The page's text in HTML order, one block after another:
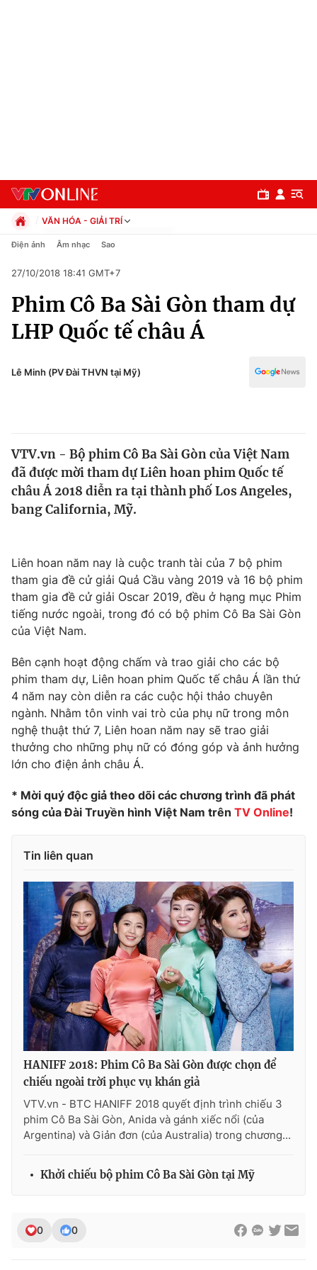
Chuyên mục
Chính trị
Thế giới
Tin tức
Câu chuyện quốc tế
Tài chính
Thị trường
Góc doanh nghiệp
Dữ liệu và đời sống
Truyền hình
Phim VTV
Hậu trường
Nhân vật
Khán giả
Giải sao mai
Điện ảnh
Âm nhạc
Sao
Đời sống
Du lịch
Làm đẹp
Giáo dục
Tuyển sinh
Học trực tuyến
Công nghệ
Hitech Công nghệ tương lai
Thị trường
Tư vấn
Giao lưu trực tuyến
Lịch phát sóng
Chuyên mục khác
Emagazine Podcast
Photo Infographic
Video Shorts video
VTV Money VTV Thể thao
VTV Sức khoẻ Bất động sản
Thị trường 24h Tấm lòng Việt
VTV4 Vươn mình bằng AI
VTV9
VĂN HÓA - GIẢI TRÍ
Chính trị
Pháp luật
Kinh tế
Thể thao
Truyền hình
Y tế
Điện ảnh Âm nhạc Sao
27/10/2018 18:41 GMT+7
Phim Cô Ba Sài Gòn tham dự
LHP Quốc tế châu Á
Lê Minh (PV Đài THVN tại Mỹ)
VTV.vn - Bộ phim Cô Ba Sài Gòn của Việt Nam
đã được mời tham dự Liên hoan phim Quốc tế
châu Á 2018 diễn ra tại thành phố Los Angeles,
bang California, Mỹ.
Liên hoan năm nay là cuộc tranh tài của 7 bộ phim
tham gia đề cử giải Quả Cầu vàng 2019 và 16 bộ phim
tham gia đề cử giải Oscar 2019, đều ở hạng mục Phim
tiếng nước ngoài, trong đó có bộ phim Cô Ba Sài Gòn
của Việt Nam.
Bên cạnh hoạt động chấm và trao giải cho các bộ
phim tham dự, Liên hoan phim Quốc tế châu Á lần thứ
4 năm nay còn diễn ra các cuộc hội thảo chuyên
ngành. Nhằm tôn vinh vai trò của phụ nữ trong môn
nghệ thuật thứ 7, Liên hoan năm nay sẽ trao giải
thưởng cho những phụ nữ có đóng góp và ảnh hưởng
lớn cho điện ảnh châu Á.
* Mời quý độc giả theo dõi các chương trình đã phát
sóng của Đài Truyền hình Việt Nam trên TV Online!
Tin liên quan
HANIFF 2018: Phim Cô Ba Sài Gòn được chọn để
chiếu ngoài trời phục vụ khán giả
VTV.vn - BTC HANIFF 2018 quyết định trình chiếu 3
phim Cô Ba Sài Gòn, Anida và gánh xiếc nổi (của
Argentina) và Giản đơn (của Australia) trong chương...
Khởi chiếu bộ phim Cô Ba Sài Gòn tại Mỹ
0 0